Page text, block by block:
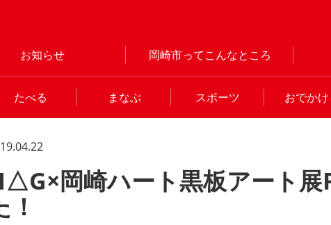
お知らせ 岡崎市ってこんなところ
たべる まなぶ スポーツ おでかけ
岡崎ハート黒板アート展
！